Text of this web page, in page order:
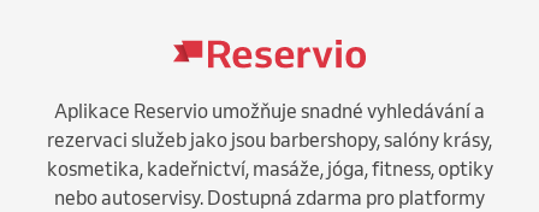
Aplikace Reservio umožňuje snadné vyhledávání a
rezervaci služeb jako jsou barbershopy, salóny krásy,
kosmetika, kadeřnictví, masáže, jóga, fitness, optiky
nebo autoservisy. Dostupná zdarma pro platformy